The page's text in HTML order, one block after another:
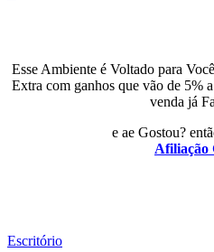
Esse Ambiente é Voltado para
Extra com ganhos que vão de 5%
venda já
e ae Gostou?
Afiliação
Escritório